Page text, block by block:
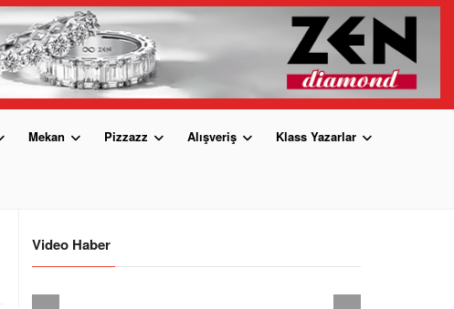
Mekan Pizzazz Alışveriş Klass Yazarlar
Video Haber